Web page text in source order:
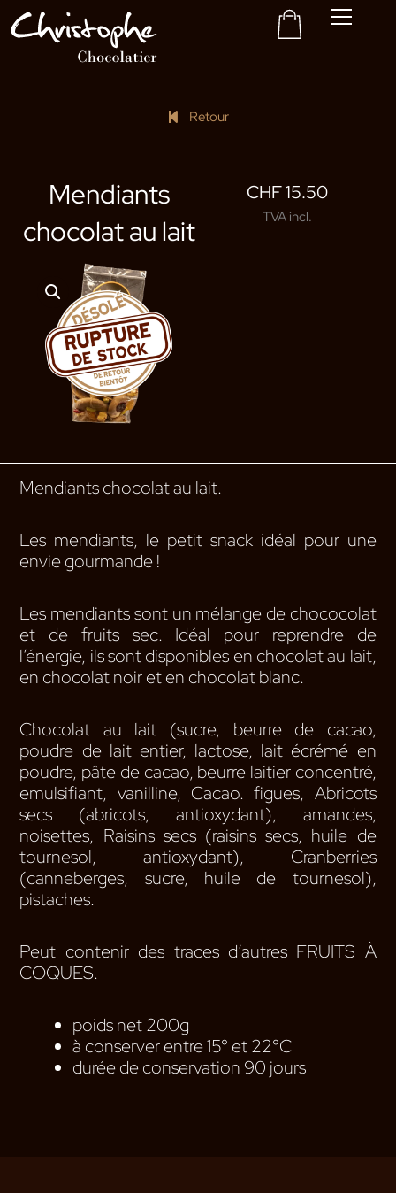
Aller
au
Panier
Retour
Mendiants
chocolat au lait
CHF15.50
TVA incl.
Mendiants chocolat au lait.
Les mendiants, le petit snack idéal pour une
envie gourmande !
Les mendiants sont un mélange de chococolat
et de fruits sec. Idéal pour reprendre de
l’énergie, ils sont disponibles en chocolat au lait,
en chocolat noir et en chocolat blanc.
Chocolat au lait (sucre, beurre de cacao,
poudre de lait entier, lactose, lait écrémé en
poudre, pâte de cacao, beurre laitier concentré,
emulsifiant, vanilline, Cacao. figues, Abricots
secs (abricots, antioxydant), amandes,
noisettes, Raisins secs (raisins secs, huile de
tournesol, antioxydant), Cranberries
(canneberges, sucre, huile de tournesol),
pistaches.
Peut contenir des traces d’autres FRUITS À
COQUES.
poids net 200g
à conserver entre 15° et 22°C
durée de conservation 90 jours